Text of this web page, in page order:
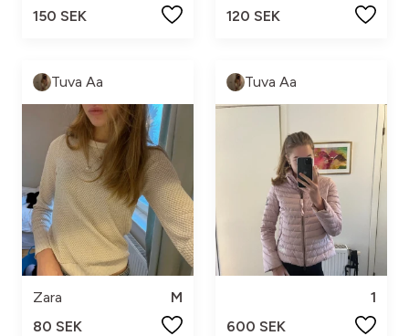
150 SEK
120 SEK
Tuva Aa
Zara
M
80 SEK
Tuva Aa
1
600 SEK